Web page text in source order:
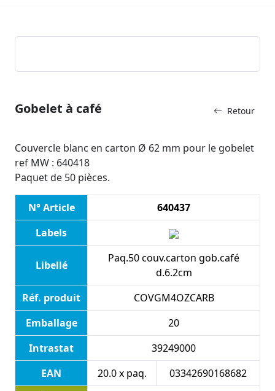
Retour
Gobelet à café
Couvercle blanc en carton Ø 62 mm pour le gobelet
ref MW : 640418
Paquet de 50 pièces.
N° Article
640437
Labels
Libellé
Paq.50 couv.carton gob.café
d.6.2cm
Réf. produit
COVGM4OZCARB
Emballage
20
Intrastat
39249000
EAN
20.0 x paq.
03342690168682